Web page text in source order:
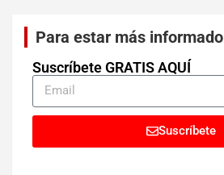
Para estar más informado
Suscríbete GRATIS AQUÍ
Suscríbete